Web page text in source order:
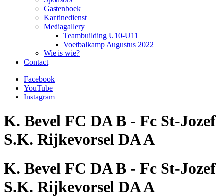
Gastenboek
Kantinedienst
Mediagallery
Teambuilding U10-U11
Voetbalkamp Augustus 2022
Wie is wie?
Contact
Facebook
YouTube
Instagram
K. Bevel FC DA B - Fc St-Jozef
S.K. Rijkevorsel DA A
K. Bevel FC DA B - Fc St-Jozef
S.K. Rijkevorsel DA A